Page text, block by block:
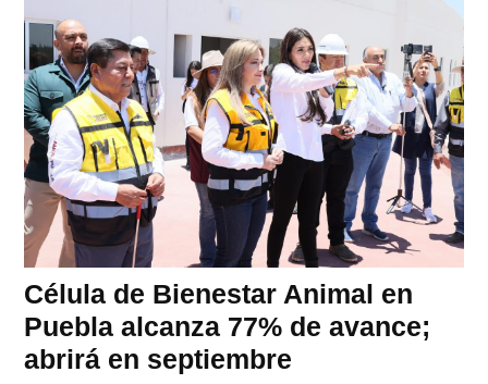
Célula de Bienestar Animal en
Puebla alcanza 77% de avance;
abrirá en septiembre